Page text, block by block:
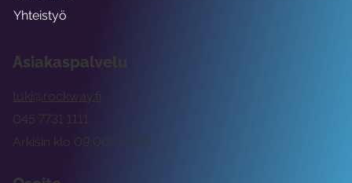
Asiakaspalvelu
tuki@rockway.fi
Arkisin klo 09:00 -15:00
045 7731 1111
Yhteistyö